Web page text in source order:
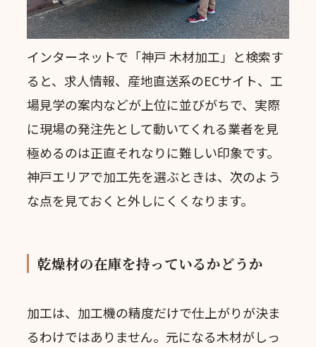
インターネットで「神戸 木材加工」と検索す
ると、求人情報、産地直送系のECサイト、工
場見学の案内などが上位に並びがちで、実際
に現場の発注先として動いてくれる業者を見
極めるのは正直それなりに難しい印象です。
神戸エリアで加工先を選ぶときは、次のよう
な点を見ておくと外しにくくなります。
乾燥材の在庫を持っているかどうか
加工は、加工機の精度だけで仕上がりが決ま
るわけではありません。元になる木材がしっ